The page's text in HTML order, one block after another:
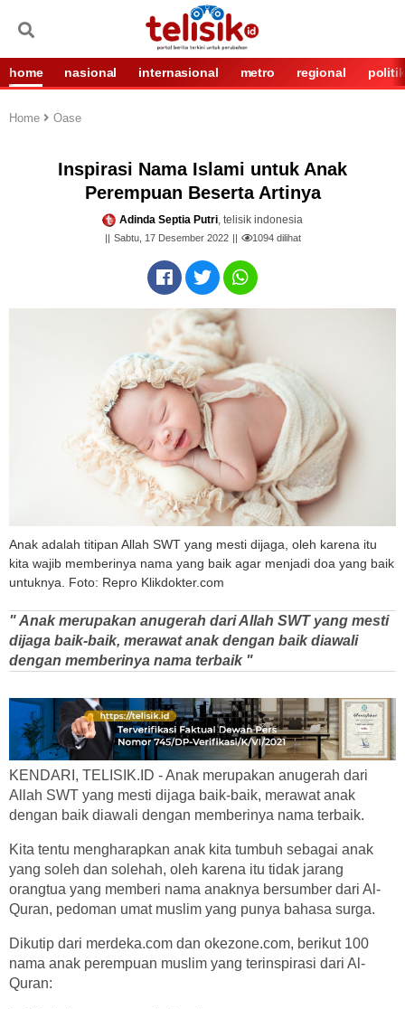
home nasional internasional metro regional politik
Home Oase
Inspirasi Nama Islami untuk Anak
Perempuan Beserta Artinya
Adinda Septia Putri, telisik indonesia
Sabtu, 17 Desember 2022 1094dilihat
Anak adalah titipan Allah SWT yang mesti dijaga, oleh karena itu
kita wajib memberinya nama yang baik agar menjadi doa yang baik
untuknya. Foto: Repro Klikdokter.com
" Anak merupakan anugerah dari Allah SWT yang mesti
dijaga baik-baik, merawat anak dengan baik diawali
dengan memberinya nama terbaik "
KENDARI, TELISIK.ID - Anak merupakan anugerah dari
Allah SWT yang mesti dijaga baik-baik, merawat anak
dengan baik diawali dengan memberinya nama terbaik.
Kita tentu mengharapkan anak kita tumbuh sebagai anak
yang soleh dan solehah, oleh karena itu tidak jarang
orangtua yang memberi nama anaknya bersumber dari Al-
Quran, pedoman umat muslim yang punya bahasa surga.
Dikutip dari merdeka.com dan okezone.com, berikut 100
nama anak perempuan muslim yang terinspirasi dari Al-
Quran: